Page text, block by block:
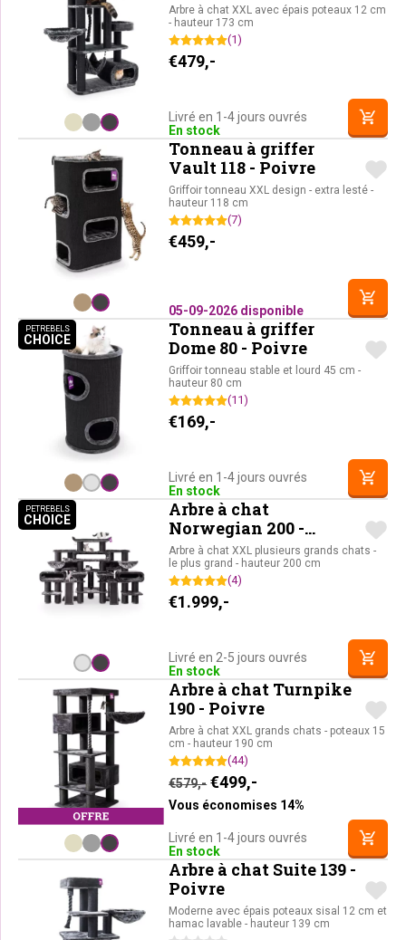
Arbre à chat XXL avec épais poteaux 12 cm
- hauteur 173 cm
(1)
€479,-
Livré en 1-4 jours ouvrés
En stock
Tonneau à griffer
Vault 118 - Poivre
Griffoir tonneau XXL design - extra lesté -
hauteur 118 cm
(7)
€459,-
05-09-2026 disponible
PETREBELS
CHOICEPETREBELS CHOICE
Tonneau à griffer
Dome 80 - Poivre
Griffoir tonneau stable et lourd 45 cm -
hauteur 80 cm
(11)
€169,-
Livré en 1-4 jours ouvrés
En stock
PETREBELS
CHOICEPETREBELS CHOICE
Arbre à chat
Norwegian 200 -
Poivre
Arbre à chat XXL plusieurs grands chats -
le plus grand - hauteur 200 cm
(4)
€1.999,-
Livré en 2-5 jours ouvrés
En stock
Arbre à chat Turnpike
190 - Poivre
Arbre à chat XXL grands chats - poteaux 15
cm - hauteur 190 cm
(44)
€579,- Le prix initial était :
€499,-
Vous économises 14%
Livré en 1-4 jours ouvrés
En stock
Arbre à chat Suite 139 -
Poivre
Moderne avec épais poteaux sisal 12 cm et
hamac lavable - hauteur 139 cm